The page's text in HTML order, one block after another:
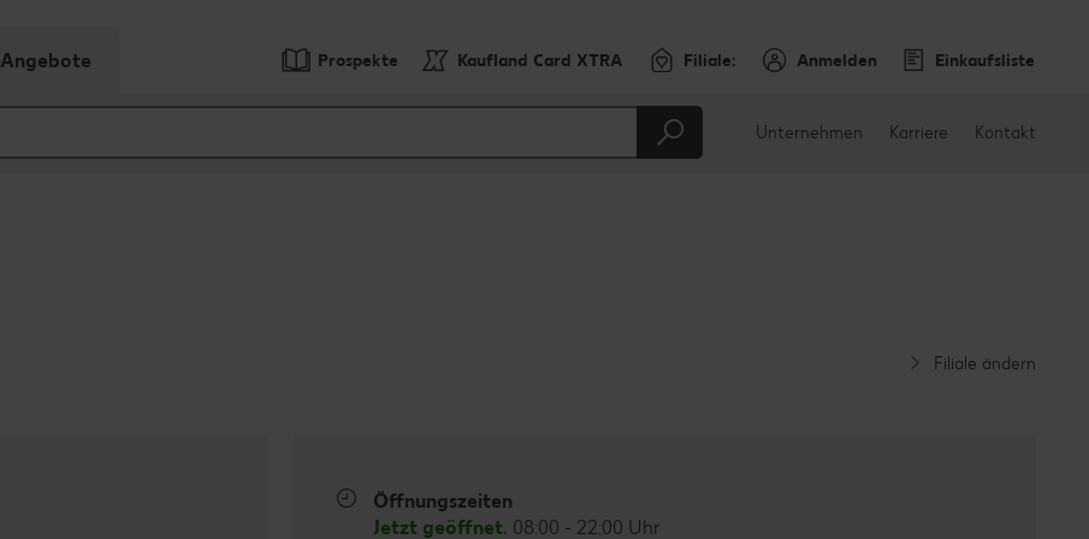
Prospekte Kaufland Card XTRA Filiale: Anmelden Einkaufsliste
Unternehmen Karriere Kontakt
Filiale ändern
Öffnungszeiten
Jetzt geöffnet. 08:00 - 22:00 Uhr